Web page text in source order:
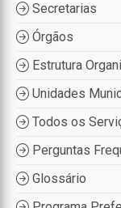
Secretarias
Órgãos
Estrutura
Unidades
Todos os
Perguntas
Glossário